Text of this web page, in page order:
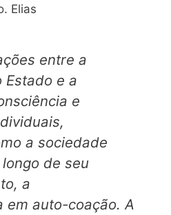
Elias
entre a
Estado e a
e
a sociedade
de seu
a
em auto-coação. A